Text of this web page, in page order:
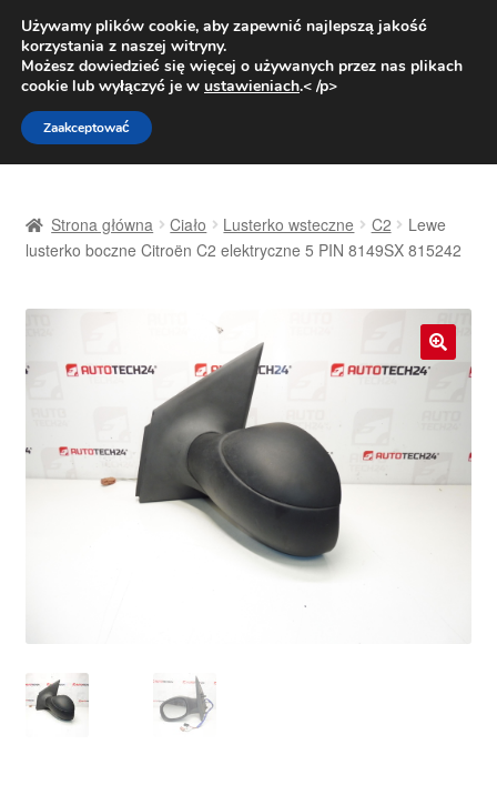
DOSTAWA od 31 zł
Pn.-pt. 9:00-16:00800 003 167
Przejdź
do
nawigacji
Przejdź
do
treści
Dostawa
Kontakt
O nas
Skarga
Strona główna Ciało Lusterko wsteczne C2
Lewe
lusterko boczne Citroën C2 elektryczne 5 PIN 8149SX 815242
🔍
Używamy plików cookie, aby zapewnić najlepszą jakość
korzystania z naszej witryny.
Możesz dowiedzieć się więcej o używanych przez nas plikach
cookie lub wyłączyć je w ustawieniach.< /p>
Zaakceptować